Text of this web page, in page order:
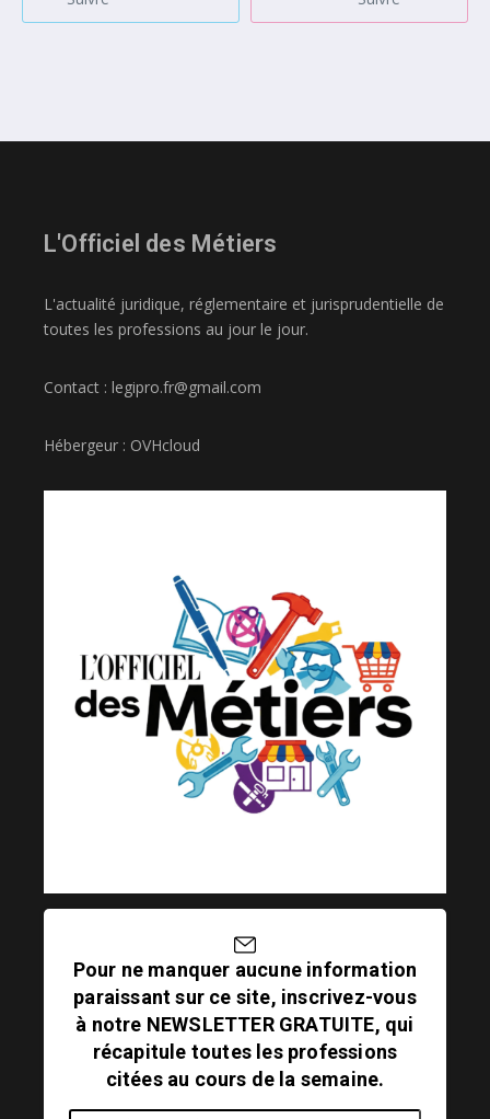
L'Officiel des Métiers
L'actualité juridique, réglementaire et jurisprudentielle de
toutes les professions au jour le jour.
Contact : legipro.fr@gmail.com
Hébergeur : OVHcloud
Pour ne manquer aucune information
paraissant sur ce site, inscrivez-vous
à notre NEWSLETTER GRATUITE, qui
récapitule toutes les professions
citées au cours de la semaine.